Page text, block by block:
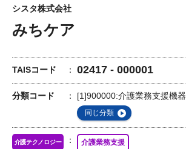
シスタ株式会社
みちケア
TAISコード 02417 - 000001
分類コード [1]900000:介護業務支援機器
同じ分類
介護テクノロジー 介護業務支援